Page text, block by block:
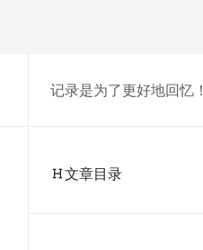
记录是为了更好地回忆！
文章目录